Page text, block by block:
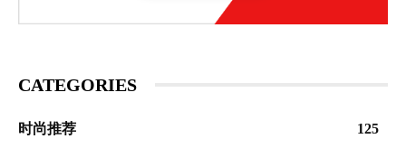
CATEGORIES
时尚推荐
125